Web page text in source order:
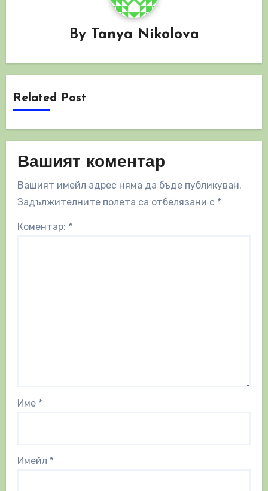
By Tanya Nikolova
Related Post
Вашият коментар
Вашият имейл адрес няма да бъде публикуван.
Задължителните полета са отбелязани с *
Коментар: *
Име *
Имейл *